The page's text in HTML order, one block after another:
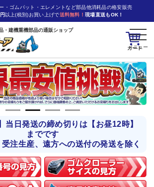
カート
・ゴムパット・エレメントなど部品他消耗品の格安販売
以上(税別)お買い上げで送料無料！ 現場直送もOK！
・建機重機部品の通販ショップ
当日発送の締め切りは【お昼12時】
までです
注生産、遠方への送付の発送を除く